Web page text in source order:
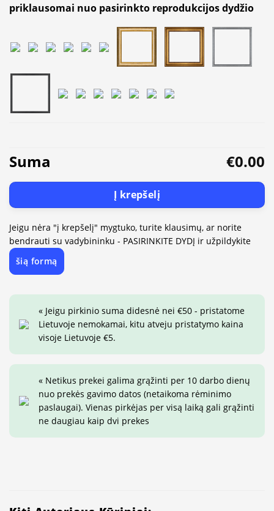
priklausomai nuo pasirinkto reprodukcijos dydžio
Suma €0.00
Į krepšelį
Jeigu nėra "į krepšelį" mygtuko, turite klausimų, ar norite
bendrauti su vadybininku - PASIRINKITE DYDĮ ir užpildykite
šią formą
« Jeigu pirkinio suma didesnė nei €50 - pristatome
Lietuvoje nemokamai, kitu atveju pristatymo kaina
visoje Lietuvoje €5.
« Netikus prekei galima grąžinti per 10 darbo dienų
nuo prekės gavimo datos (netaikoma rėminimo
paslaugai). Vienas pirkėjas per visą laiką gali grąžinti
ne daugiau kaip dvi prekes